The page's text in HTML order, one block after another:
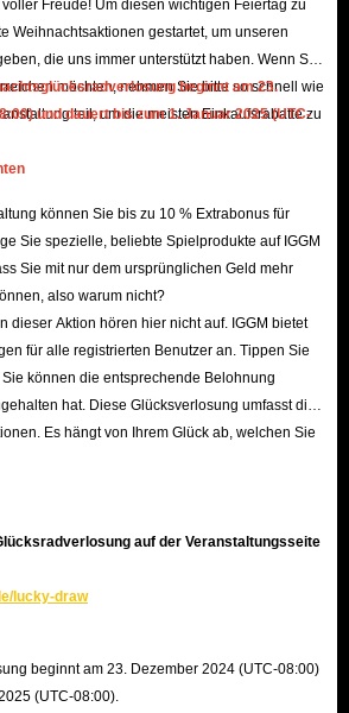
Limits!
großen Vorrat an ArcheAge WAR Gold.
garantieren wir eine schnelle Lieferung,
ins Stocken gerät. In der Regel erhalten Sie
am günstigsten?
ist besonders preiswert, da wir allen Spielern
Preis bieten wollen. Neben den
wir Feiertags-Promotions,
VIP-Rabatte
Programm an, mit dem Sie zusätzlich
Charakternamen angeben?
Gold präzise beim richtigen Spieler ankommt,
Dies dient der Sicherheit und
Daten sind bei uns sicher und werden
verwendet.
Freude! Um diesen wichtigen Feiertag zu
Weihnachtsaktionen gestartet, um unseren
die uns immer unterstützt haben. Wenn Sie
möchten, nehmen Sie bitte so schnell wie
teil, um die meisten Einkaufsrabatte zu
beginnt am 23.
und dauert bis zum 1. Januar 2025 (UTC-
können Sie bis zu 10 % Extrabonus für
Sie spezielle, beliebte Spielprodukte auf IGGM
Sie mit nur dem ursprünglichen Geld mehr
also warum nicht?
dieser Aktion hören hier nicht auf. IGGM bietet
für alle registrierten Benutzer an. Tippen Sie
können die entsprechende Belohnung
hat. Diese Glücksverlosung umfasst die
Es hängt von Ihrem Glück ab, welchen Sie
auf der Veranstaltungsseite
lucky-draw
beginnt am 23. Dezember 2024 (UTC-08:00)
(UTC-08:00).